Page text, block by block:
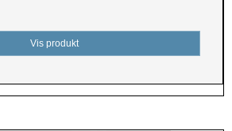
Vis produkt